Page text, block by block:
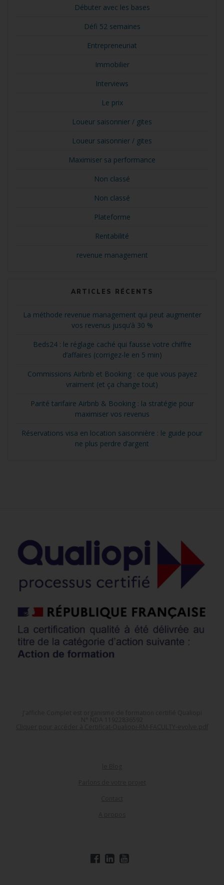
Débuter avec les bases
Défi 52 semaines
Entrepreneuriat
Immobilier
Interviews
Le prix
Loueur saisonnier / gites
Loueur saisonnier / gites
Maximiser sa performance
Non classé
Non classé
Plateforme
Rentabilité
revenue management
ARTICLES RÉCENTS
La méthode revenue management qui peut augmenter
vos revenus jusqu’à 30 %
Beds24 : le réglage caché qui fausse votre chiffre
d’affaires (corrigez-le en 5 min)
Commissions Airbnb et Booking : ce que vous payez
vraiment (et ça change tout)
Parité tarifaire Airbnb & Booking : la stratégie pour
maximiser vos revenus
Réservations visa en location saisonnière : le guide pour
ne plus perdre d’argent